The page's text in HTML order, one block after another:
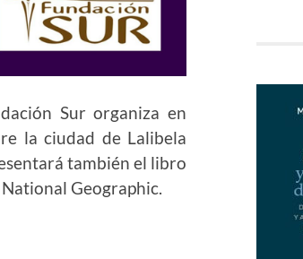
Sur organiza en
la ciudad de Lalibela
también el libro
Geographic.